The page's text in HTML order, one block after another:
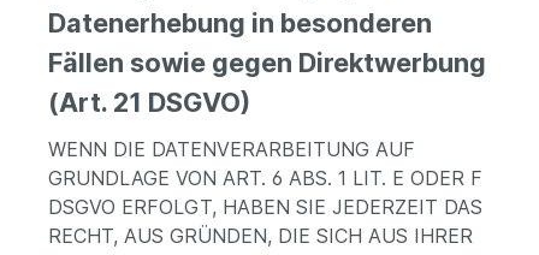
Datenerhebung in besonderen
Fällen sowie gegen Direktwerbung
(Art. 21 DSGVO)
WENN DIE DATENVERARBEITUNG AUF
GRUNDLAGE VON ART. 6 ABS. 1 LIT. E ODER F
DSGVO ERFOLGT, HABEN SIE JEDERZEIT DAS
RECHT, AUS GRÜNDEN, DIE SICH AUS IHRER